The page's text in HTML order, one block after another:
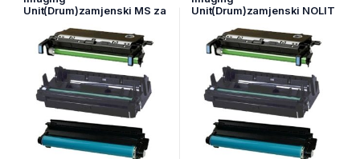
Unit(Drum)zamjenski MS za
HP M130/M102,
Unit(Drum)zamjenski NOLIT
CANON za printer HP
M130/M102,EKOCF219A